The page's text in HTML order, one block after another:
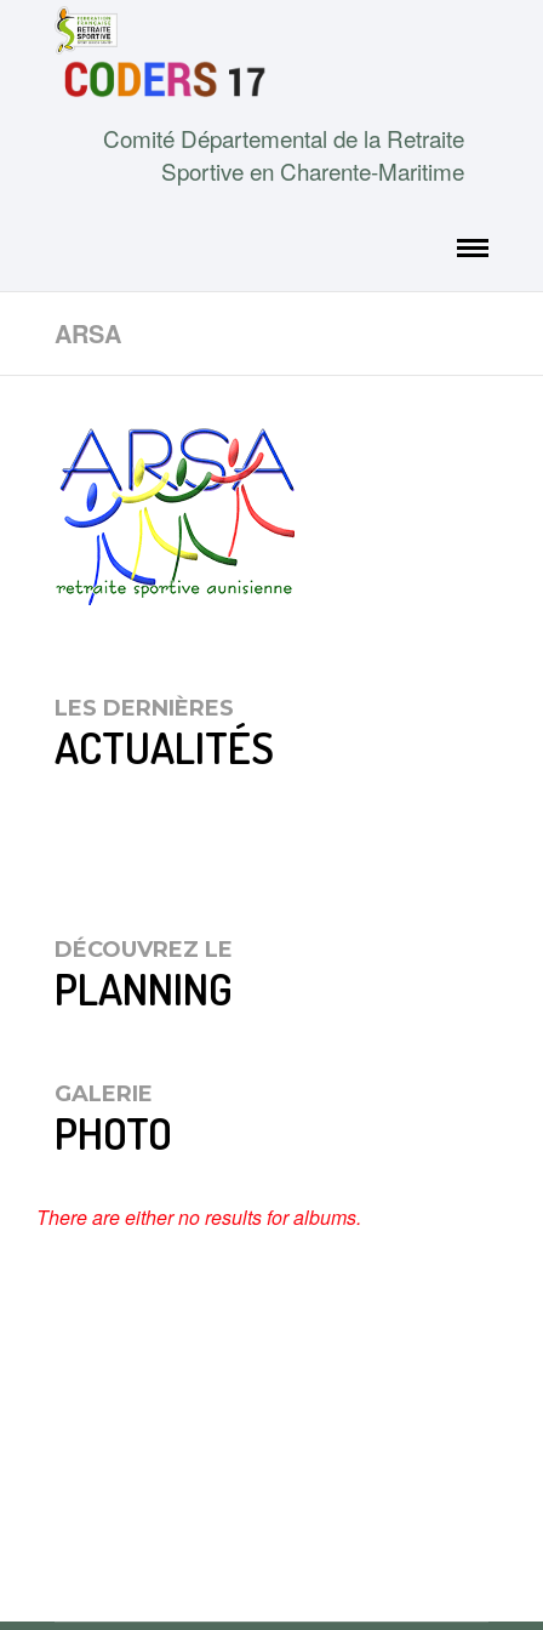
Comité Départemental de la Retraite
Sportive en Charente-Maritime
ARSA
LES DERNIÈRES
ACTUALITÉS
DÉCOUVREZ LE
PLANNING
GALERIE
PHOTO
There are either no results for albums.